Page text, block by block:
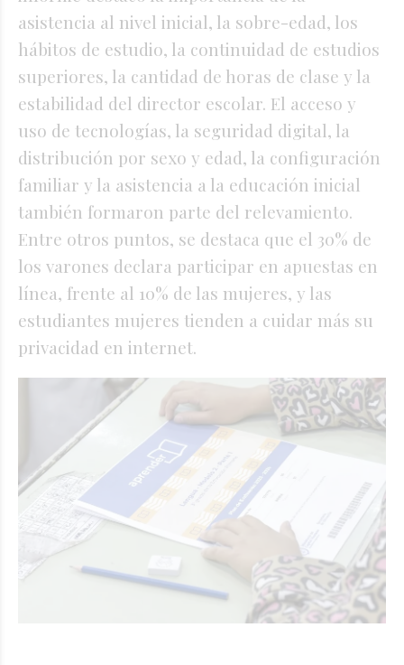
asistencia al nivel inicial, la sobre-edad, los
hábitos de estudio, la continuidad de estudios
superiores, la cantidad de horas de clase y la
estabilidad del director escolar. El acceso y
uso de tecnologías, la seguridad digital, la
distribución por sexo y edad, la configuración
familiar y la asistencia a la educación inicial
también formaron parte del relevamiento.
Entre otros puntos, se destaca que el 30% de
los varones declara participar en apuestas en
línea, frente al 10% de las mujeres, y las
estudiantes mujeres tienden a cuidar más su
privacidad en internet.